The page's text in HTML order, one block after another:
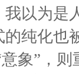
以为是
纯化也
象”，